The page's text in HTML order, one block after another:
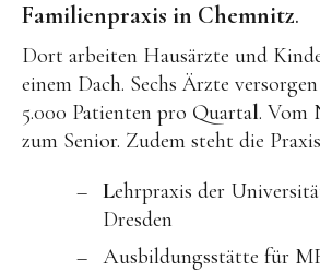
Familienpraxis in Chemnitz.
Dort arbeiten Hausärzte und
einem Dach. Sechs Ärzte
5.000 Patienten pro Quartal. Vom
zum Senior. Zudem steht die
Lehrpraxis der
Dresden
Ausbildungsstätte für